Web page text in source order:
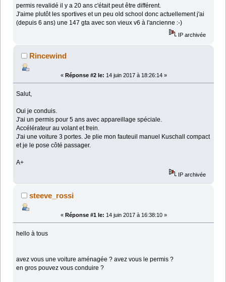
permis revalidé il y a 20 ans c'était peut être différent.
J'aime plutôt les sportives et un peu old school donc actuellement j'ai
(depuis 6 ans) une 147 gta avec son vieux v6 à l'ancienne :-)
IP archivée
Rincewind
« Réponse #2 le: 14 juin 2017 à 18:26:14 »
Salut,
Oui je conduis.
J'ai un permis pour 5 ans avec appareillage spéciale.
Accélérateur au volant et frein.
J'ai une voiture 3 portes. Je plie mon fauteuil manuel Kuschall compact
et je le pose côté passager.
A+
IP archivée
steeve_rossi
« Réponse #1 le: 14 juin 2017 à 16:38:10 »
hello à tous
avez vous une voiture aménagée ? avez vous le permis ?
en gros pouvez vous conduire ?